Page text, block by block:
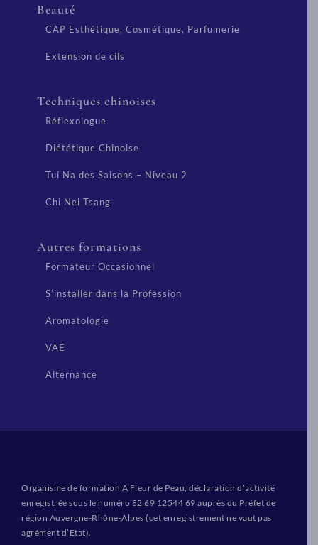
Beauté
CAP Esthétique, Cosmétique, Parfumerie
Extension de cils
Techniques chinoises
Réflexologue
Diététique Chinoise
Tui Na des Saisons – Niveau 2
Chi Nei Tsang
Autres formations
Formateur Occasionnel
S’installer dans la Profession
Aromatologie
VAE
Alternance
Organisme de formation A Fleur de Peau, déclaration d’activité
enregistrée sous le numéro 82 69 12544 69 auprès du Préfet de
région Auvergne-Rhône-Alpes (cet enregistrement ne vaut pas
agrément d’Etat).